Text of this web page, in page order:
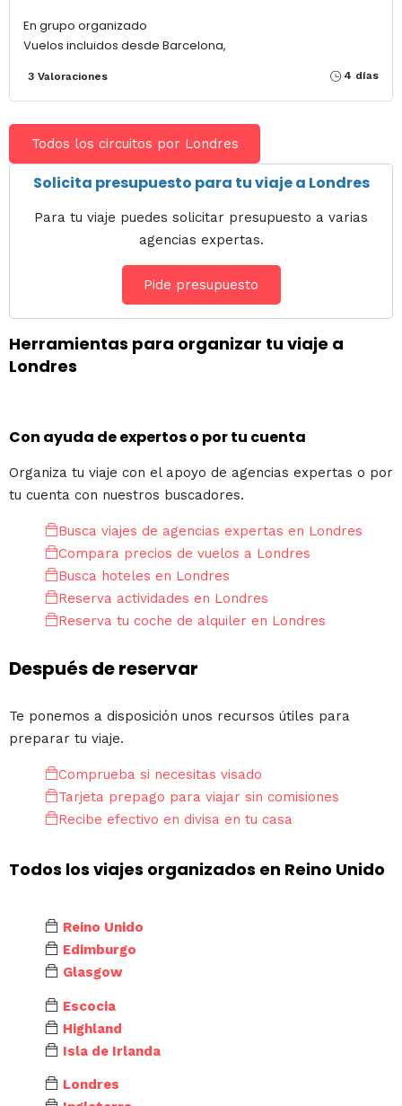
En grupo organizado
Vuelos incluidos desde Barcelona,
3 Valoraciones 4 días
Todos los circuitos por Londres
Solicita presupuesto para tu viaje a Londres
Para tu viaje puedes solicitar presupuesto a varias
agencias expertas.
Pide presupuesto
Herramientas para organizar tu viaje a
Londres
Con ayuda de expertos o por tu cuenta
Organiza tu viaje con el apoyo de agencias expertas o por
tu cuenta con nuestros buscadores.
Busca viajes de agencias expertas en Londres
Compara precios de vuelos a Londres
Busca hoteles en Londres
Reserva actividades en Londres
Reserva tu coche de alquiler en Londres
Después de reservar
Te ponemos a disposición unos recursos útiles para
preparar tu viaje.
Comprueba si necesitas visado
Tarjeta prepago para viajar sin comisiones
Recibe efectivo en divisa en tu casa
Todos los viajes organizados en Reino Unido
Reino Unido
Edimburgo
Glasgow
Escocia
Highland
Isla de Irlanda
Londres